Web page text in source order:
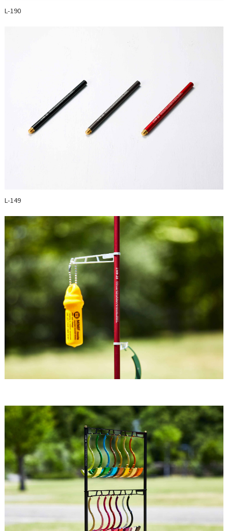
L-190
L-149